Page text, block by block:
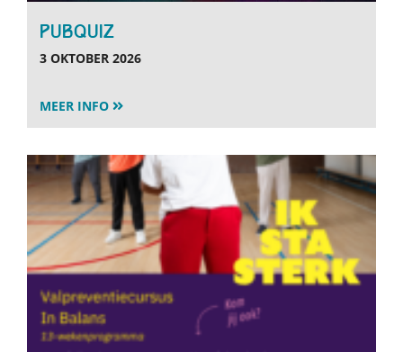
PUBQUIZ
3 OKTOBER 2026
MEER INFO